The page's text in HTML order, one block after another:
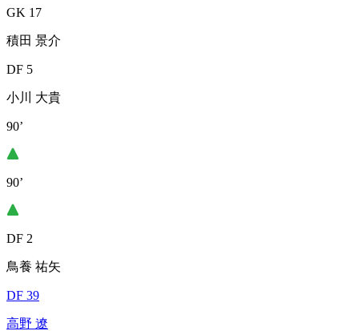
GK 17
積田 景介
DF 5
小川 大貴
90’
90’
DF 2
鳥養 祐矢
DF 39
高野 遼